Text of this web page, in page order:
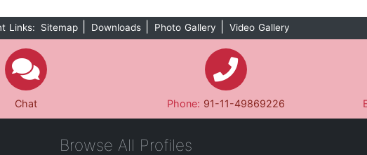
Links: Sitemap Downloads Photo Gallery Video Gallery
Chat Phone: 91-11-49869226
Browse All Profiles